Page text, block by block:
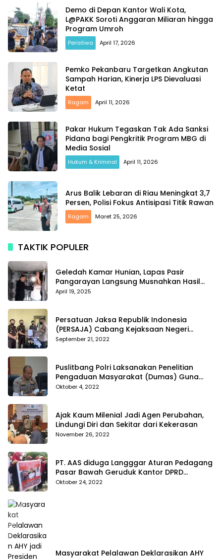
Demo di Depan Kantor Wali Kota,
L@PAKK Soroti Anggaran Miliaran hingga
Program Umroh
Peristiwa April 17, 2026
Pemko Pekanbaru Targetkan Angkutan
Sampah Harian, Kinerja LPS Dievaluasi
Ketat
Ragam April 11, 2026
Pakar Hukum Tegaskan Tak Ada Sanksi
Pidana bagi Pengkritik Program MBG di
Media Sosial
Hukum & Kriminal April 11, 2026
Arus Balik Lebaran di Riau Meningkat 3,7
Persen, Polisi Fokus Antisipasi Titik Rawan
Ragam Maret 25, 2026
TAKTIK POPULER
Geledah Kamar Hunian, Lapas Pasir
Pangarayan Langsung Musnahkan Hasil
Temuan
April 19, 2025
Persatuan Jaksa Republik Indonesia
(PERSAJA) Cabang Kejaksaan Negeri
Tanggamus resmi melaporkan Alvin Lim ke
September 21, 2022
Puslitbang Polri Laksanakan Penelitian
Pengaduan Masyarakat (Dumas) Guna
Meningkatkan Profesionalisme Personil Polri
Oktober 4, 2022
Ajak Kaum Milenial Jadi Agen Perubahan,
Lindungi Diri dan Sekitar dari Kekerasan
November 26, 2022
PT. AAS diduga Langggar Aturan Pedagang
Pasar Bawah Geruduk Kantor DPRD
Pekanbaru
Oktober 24, 2022
Masyarakat Pelalawan Deklarasikan AHY